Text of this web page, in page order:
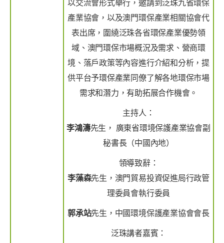
以交流會形式舉行，邀請到泛珠九省環保
產業協會，以及澳門環保產業相關協會代
表出席，圍繞泛珠各省環保產業優勢領
域、澳門環保市場概況及需求、營商環
境、落戶政策等內容進行介紹和分析，提
供平台予環保產業同僚了解各地環保市場
需求和潛力，有助拓展合作機會。
主持人：
李鴻濤先生， 廣東省環境保護產業協會副
秘書長（中國內地）
領導致辭：
李藻森先生，澳門貿易投資促進局行政管
理委員會執行委員
郭承站先生，中國環境保護產業協會會長
泛珠講者嘉賓：